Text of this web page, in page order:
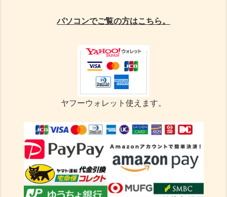
パソコンでご覧の方はこちら。
ヤフーウォレット使えます。